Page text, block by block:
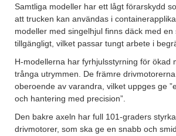
Samtliga modeller har ett lågt förarskydd
att trucken kan användas i
modeller med singelhjul finns däck med en
tillgängligt, vilket passar tungt arbete i
H-modellerna har fyrhjulsstyrning för ökad
trånga utrymmen. De främre
oberoende av varandra, vilket uppges ge
och hantering med precision”.
Den bakre axeln har full 101-graders
drivmotorer, som ska ge en snabb och